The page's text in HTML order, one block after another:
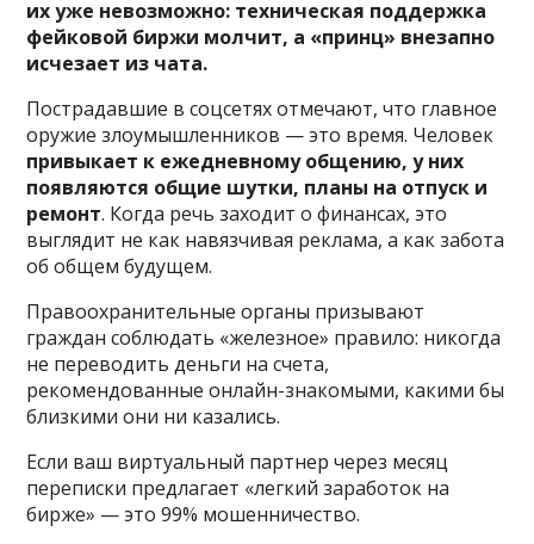
их уже невозможно: техническая поддержка
фейковой биржи молчит, а «принц» внезапно
исчезает из чата.
Пострадавшие в соцсетях отмечают, что главное
оружие злоумышленников — это время. Человек
привыкает к ежедневному общению, у них
появляются общие шутки, планы на отпуск и
ремонт. Когда речь заходит о финансах, это
выглядит не как навязчивая реклама, а как забота
об общем будущем.
Правоохранительные органы призывают
граждан соблюдать «железное» правило: никогда
не переводить деньги на счета,
рекомендованные онлайн-знакомыми, какими бы
близкими они ни казались.
Если ваш виртуальный партнер через месяц
переписки предлагает «легкий заработок на
бирже» — это 99% мошенничество.